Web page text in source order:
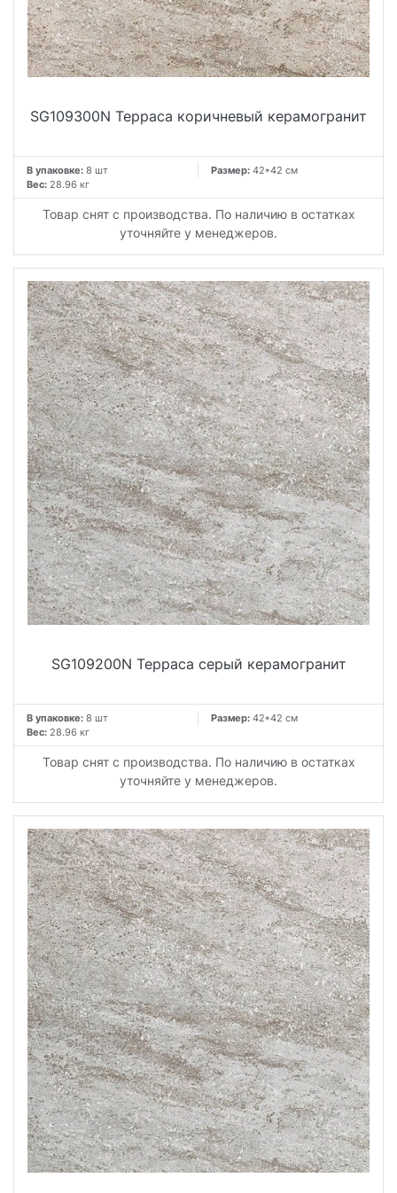
SG109300N Терраса коричневый керамогранит
В упаковке: 8 шт Размер: 42*42 см
Вес: 28.96 кг
Товар снят с производства. По наличию в остатках
уточняйте у менеджеров.
SG109200N Терраса серый керамогранит
В упаковке: 8 шт Размер: 42*42 см
Вес: 28.96 кг
Товар снят с производства. По наличию в остатках
уточняйте у менеджеров.